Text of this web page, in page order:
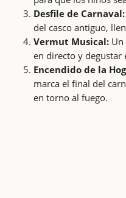
Desfile de Carnaval:
del casco antiguo,
Vermut Musical:
en directo y degustar
Encendido de la
marca el final del
en torno al fuego.